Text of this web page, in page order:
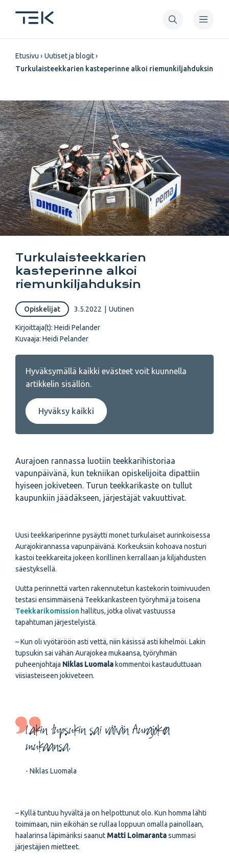
pääsisältöön
Murupolku
Etusivu
Uutiset ja blogit
Turkulaisteekkarien kasteperinne alkoi riemunkiljahduksin
Turkulaisteekkarien
kasteperinne alkoi
riemunkiljahduksin
Opiskelijat 3.5.2022 Uutinen
Kirjoittaja(t): Heidi Pelander
Kuvaaja: Heidi Pelander
Hyväksymällä kaikki evästeet voit kuunnella
artikkelin sisällön.
Hyväksy kaikki
Aurajoen rannassa luotiin teekkarihistoriaa
vapunpäivänä, kun tekniikan opiskelijoita dipattiin
hyiseen jokiveteen. Turun teekkarikaste on tullut
kaupunkiin jäädäkseen, järjestäjät vakuuttivat.
Uusi teekkariperinne pysäytti monet turkulaiset aurinkoisessa
Aurajokirannassa vapunpäivänä. Korkeuksiin kohoava nosturi
kastoi teekkareita jokeen korillinen kerrallaan ja kiljahdusten
säestyksellä.
Uutta perinnettä varten rakennutetun kastekorin toimivuuden
testasi ensimmäisenä Teekkarikasteen työryhmä ja toisena
Teekkarikomission hallitus, jotka olivat vastuussa
tapahtuman järjestelyistä.
– Kun oli vyötäröön asti vettä, niin käsissä asti kihelmöi. Lakin
tupsukin sai vähän Aurajokea mukaansa, työryhmän
puheenjohtaja Niklas Luomala kommentoi kastauduttuaan
viisiasteiseen jokiveteen.
Lakin tupsukin sai vähän Aurajokea
mukaansa.
- Niklas Luomala
– Kyllä tuntuu hyvältä ja on helpottunut olo. Kun homma lähti
toimimaan, niin eiköhän se rullaa loppuun omalla painollaan,
haalarinsa läpimäriksi saanut Matti Loimarantasummasi
järjestäjien mietteet.